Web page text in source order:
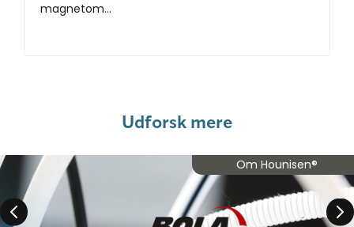
magnetom...
Udforsk mere
Om Hounisen®